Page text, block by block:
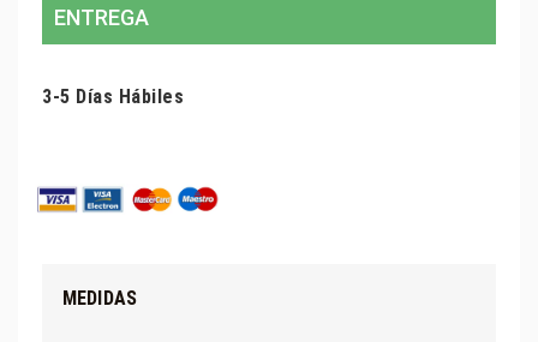
ENTREGA
3-5 Días Hábiles
MEDIDAS